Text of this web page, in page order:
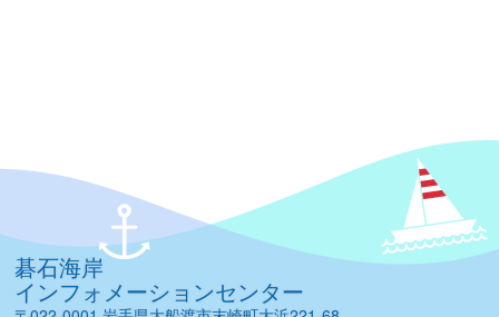
碁石海岸
インフォメーションセンター